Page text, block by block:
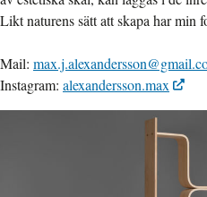
Likt naturens sätt att skapa har min
Mail:
Instagram: alexandersson.max